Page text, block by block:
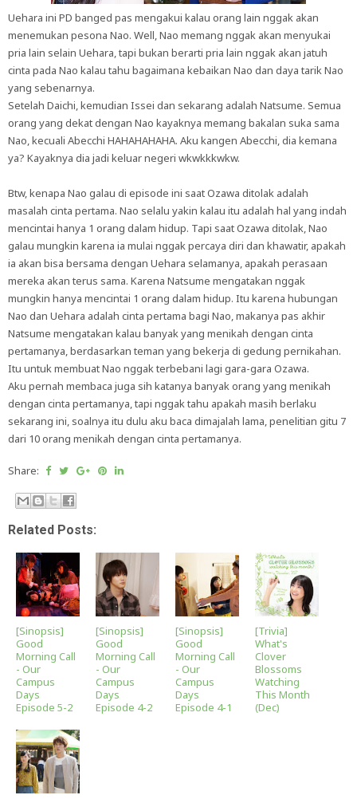
Uehara ini PD banged pas mengakui kalau orang lain nggak akan
menemukan pesona Nao. Well, Nao memang nggak akan menyukai
pria lain selain Uehara, tapi bukan berarti pria lain nggak akan jatuh
cinta pada Nao kalau tahu bagaimana kebaikan Nao dan daya tarik Nao
yang sebenarnya.
Setelah Daichi, kemudian Issei dan sekarang adalah Natsume. Semua
orang yang dekat dengan Nao kayaknya memang bakalan suka sama
Nao, kecuali Abecchi HAHAHAHAHA. Aku kangen Abecchi, dia kemana
ya? Kayaknya dia jadi keluar negeri wkwkkkwkw.
Btw, kenapa Nao galau di episode ini saat Ozawa ditolak adalah
masalah cinta pertama. Nao selalu yakin kalau itu adalah hal yang indah
mencintai hanya 1 orang dalam hidup. Tapi saat Ozawa ditolak, Nao
galau mungkin karena ia mulai nggak percaya diri dan khawatir, apakah
ia akan bisa bersama dengan Uehara selamanya, apakah perasaan
mereka akan terus sama. Karena Natsume mengatakan nggak
mungkin hanya mencintai 1 orang dalam hidup. Itu karena hubungan
Nao dan Uehara adalah cinta pertama bagi Nao, makanya pas akhir
Natsume mengatakan kalau banyak yang menikah dengan cinta
pertamanya, berdasarkan teman yang bekerja di gedung pernikahan.
Itu untuk membuat Nao nggak terbebani lagi gara-gara Ozawa.
Aku pernah membaca juga sih katanya banyak orang yang menikah
dengan cinta pertamanya, tapi nggak tahu apakah masih berlaku
sekarang ini, soalnya itu dulu aku baca dimajalah lama, penelitian gitu 7
dari 10 orang menikah dengan cinta pertamanya.
Share:
Related Posts:
[Sinopsis]
Good
Morning Call
- Our
Campus
Days
Episode 5-2
[Sinopsis]
Good
Morning Call
- Our
Campus
Days
Episode 4-2
[Sinopsis]
Good
Morning Call
- Our
Campus
Days
Episode 4-1
[Trivia]
What's
Clover
Blossoms
Watching
This Month
(Dec)